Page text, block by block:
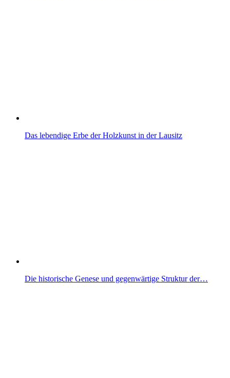
Das lebendige Erbe der Holzkunst in der Lausitz
Die historische Genese und gegenwärtige Struktur der…